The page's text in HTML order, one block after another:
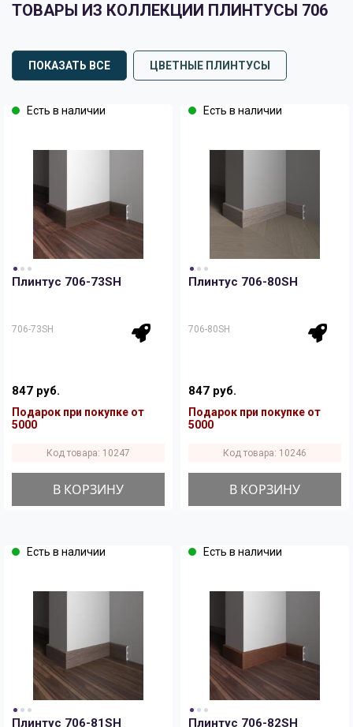
ТОВАРЫ ИЗ КОЛЛЕКЦИИ ПЛИНТУСЫ 706
ПОКАЗАТЬ ВСЕ ЦВЕТНЫЕ ПЛИНТУСЫ
Есть в наличии
Плинтус 706-73SH
706-73SH
847 руб.
Подарок при покупке от
5000
Код товара: 10247
В КОРЗИНУ
Есть в наличии
Плинтус 706-80SH
706-80SH
847 руб.
Подарок при покупке от
5000
Код товара: 10246
В КОРЗИНУ
Есть в наличии
Плинтус 706-81SH
Есть в наличии
Плинтус 706-82SH